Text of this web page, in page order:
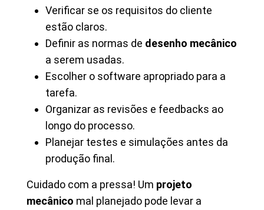
Verificar se os requisitos do cliente
estão claros.
Definir as normas de desenho mecânico
a serem usadas.
Escolher o software apropriado para a
tarefa.
Organizar as revisões e feedbacks ao
longo do processo.
Planejar testes e simulações antes da
produção final.
Cuidado com a pressa! Um projeto
mecânico mal planejado pode levar a